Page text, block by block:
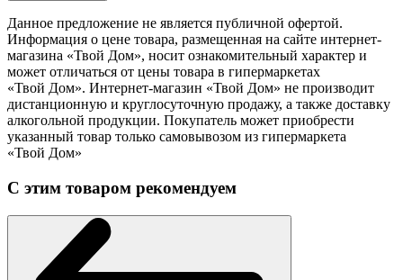
Данное предложение не является публичной офертой.
Информация о цене товара, размещенная на сайте интернет-
магазина «Твой Дом», носит ознакомительный характер и
может отличаться от цены товара в гипермаркетах
«Твой Дом». Интернет-магазин «Твой Дом» не производит
дистанционную и круглосуточную продажу, а также доставку
алкогольной продукции. Покупатель может приобрести
указанный товар только самовывозом из гипермаркета
«Твой Дом»
С этим товаром рекомендуем